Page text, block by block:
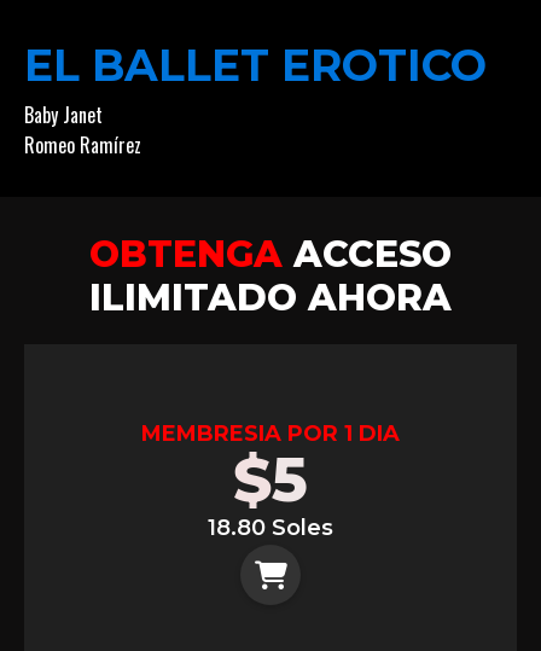
EL BALLET EROTICO
Baby Janet
Romeo Ramírez
OBTENGA ACCESO
ILIMITADO AHORA
MEMBRESIA POR 1 DIA
$5
18.80 Soles